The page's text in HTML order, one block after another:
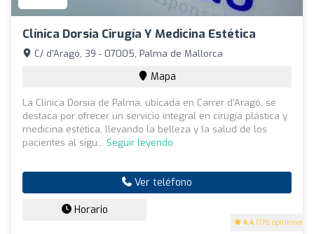
Clínica Dorsia Cirugía Y Medicina Estética
4.4 (176 opiniones)
C/ d'Aragó, 39 - 07005, Palma de Mallorca
Mapa
La Clínica Dorsia de Palma, ubicada en Carrer d'Aragó, se
destaca por ofrecer un servicio integral en cirugía plástica y
medicina estética, llevando la belleza y la salud de los
pacientes al sigu... Seguir leyendo
Ver teléfono
Horario